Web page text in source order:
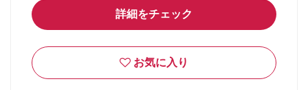
詳細をチェック
お気に入り